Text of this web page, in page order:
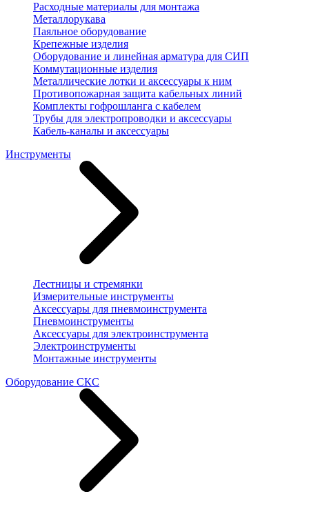
Расходные материалы для монтажа
Металлорукава
Паяльное оборудование
Крепежные изделия
Оборудование и линейная арматура для СИП
Коммутационные изделия
Металлические лотки и аксессуары к ним
Противопожарная защита кабельных линий
Комплекты гофрошланга с кабелем
Трубы для электропроводки и аксессуары
Кабель-каналы и аксессуары
Инструменты
Лестницы и стремянки
Измерительные инструменты
Аксессуары для пневмоинструмента
Пневмоинструменты
Аксессуары для электроинструмента
Электроинструменты
Монтажные инструменты
Оборудование СКС